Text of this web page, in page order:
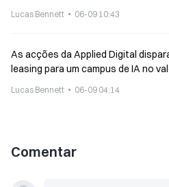
Lucas Bennett 06-09 10:43
As acções da Applied Digital
leasing para um campus de IA no
Lucas Bennett 06-09 04:14
Comentar